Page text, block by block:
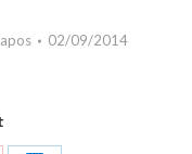
02/09/2014